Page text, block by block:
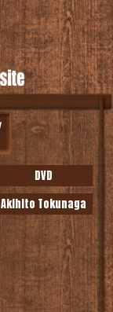
DVD
Akihito Tokunaga